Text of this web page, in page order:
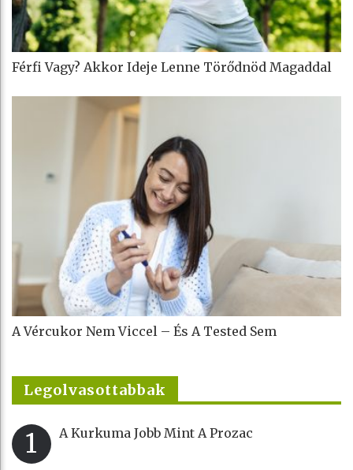
Férfi Vagy? Akkor Ideje Lenne Törődnöd Magaddal
A Vércukor Nem Viccel – És A Tested Sem
Legolvasottabbak
1 A Kurkuma Jobb Mint A Prozac